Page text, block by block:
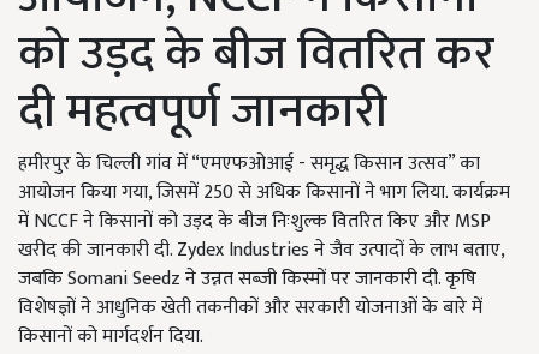
को उड़द के बीज वितरित कर
दी महत्वपूर्ण जानकारी
हमीरपुर के चिल्ली गांव में “एमएफओआई - समृद्ध किसान उत्सव” का
आयोजन किया गया, जिसमें 250 से अधिक किसानों ने भाग लिया. कार्यक्रम
में NCCF ने किसानों को उड़द के बीज निःशुल्क वितरित किए और MSP
खरीद की जानकारी दी. Zydex Industries ने जैव उत्पादों के लाभ बताए,
जबकि Somani Seedz ने उन्नत सब्जी किस्मों पर जानकारी दी. कृषि
विशेषज्ञों ने आधुनिक खेती तकनीकों और सरकारी योजनाओं के बारे में
किसानों को मार्गदर्शन दिया.